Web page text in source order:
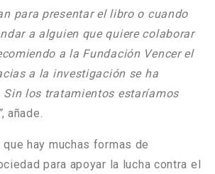
para presentar el libro o cuando
a alguien que quiere colaborar
a la Fundación Vencer el
a la investigación se ha
Sin los tratamientos estaríamos
, añade.
hay muchas formas de
para apoyar la lucha contra el